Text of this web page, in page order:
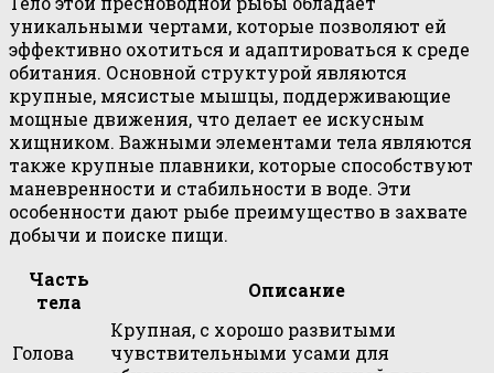
уникальными чертами, которые позволяют ей
эффективно охотиться и адаптироваться к среде
обитания. Основной структурой являются
крупные, мясистые мышцы, поддерживающие
мощные движения, что делает ее искусным
хищником. Важными элементами тела являются
также крупные плавники, которые способствуют
маневренности и стабильности в воде. Эти
особенности дают рыбе преимущество в захвате
добычи и поиске пищи.
Часть
тела
Описание
Голова
Крупная, с хорошо развитыми
чувствительными усами для